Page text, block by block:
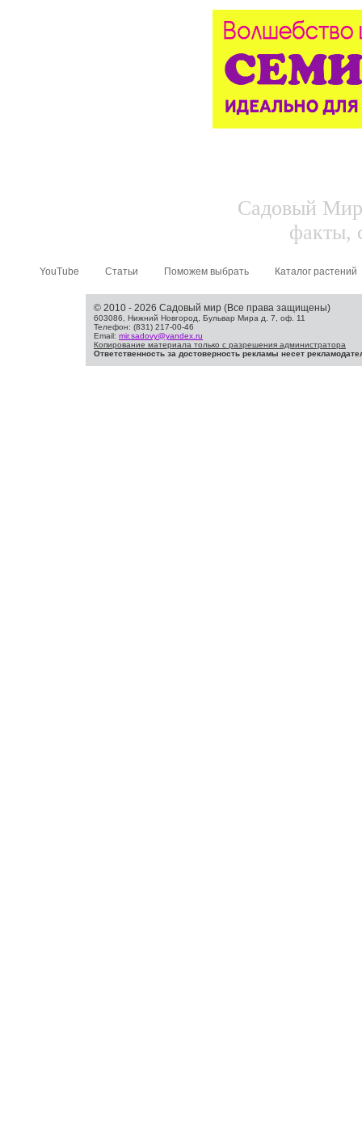
Садовый
факты,
YouTube Статьи Поможем выбрать Каталог растений
© 2010 - 2026 Садовый мир (Все права защищены)
603086, Нижний Новгород, Бульвар Мира д. 7, оф. 11
Телефон: (831) 217-00-46
Email: mir.sadovy@yandex.ru
Копирование материала только с разрешения администратора
Ответственность за достоверность рекламы несет